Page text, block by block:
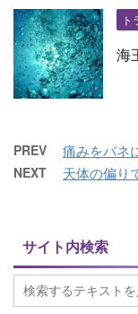
海
PREV 痛みをバネ
NEXT 天体の偏り
サイト内検索